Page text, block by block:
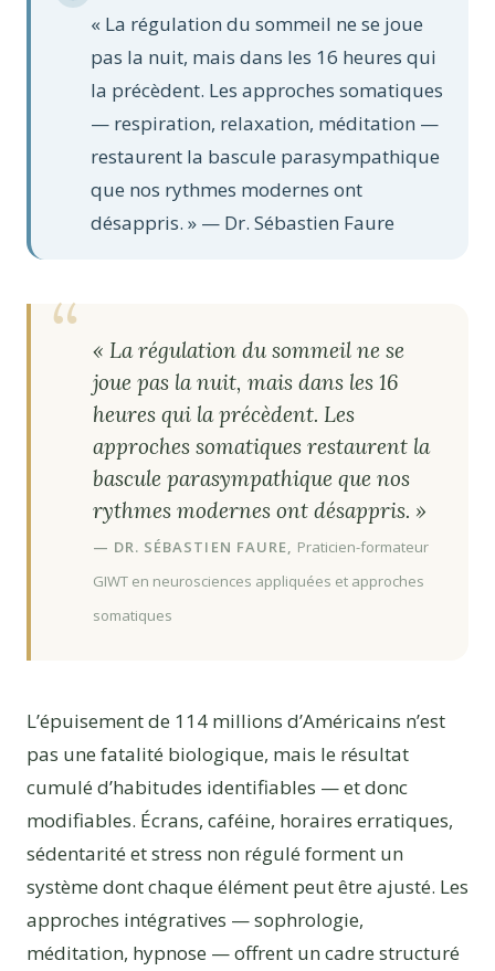
« La régulation du sommeil ne se joue
pas la nuit, mais dans les 16 heures qui
la précèdent. Les approches somatiques
— respiration, relaxation, méditation —
restaurent la bascule parasympathique
que nos rythmes modernes ont
désappris. » — Dr. Sébastien Faure
« La régulation du sommeil ne se
joue pas la nuit, mais dans les 16
heures qui la précèdent. Les
approches somatiques restaurent la
bascule parasympathique que nos
rythmes modernes ont désappris. »
— DR. SÉBASTIEN FAURE, Praticien-formateur
GIWT en neurosciences appliquées et approches
somatiques
L’épuisement de 114 millions d’Américains n’est
pas une fatalité biologique, mais le résultat
cumulé d’habitudes identifiables — et donc
modifiables. Écrans, caféine, horaires erratiques,
sédentarité et stress non régulé forment un
système dont chaque élément peut être ajusté. Les
approches intégratives — sophrologie,
méditation, hypnose — offrent un cadre structuré